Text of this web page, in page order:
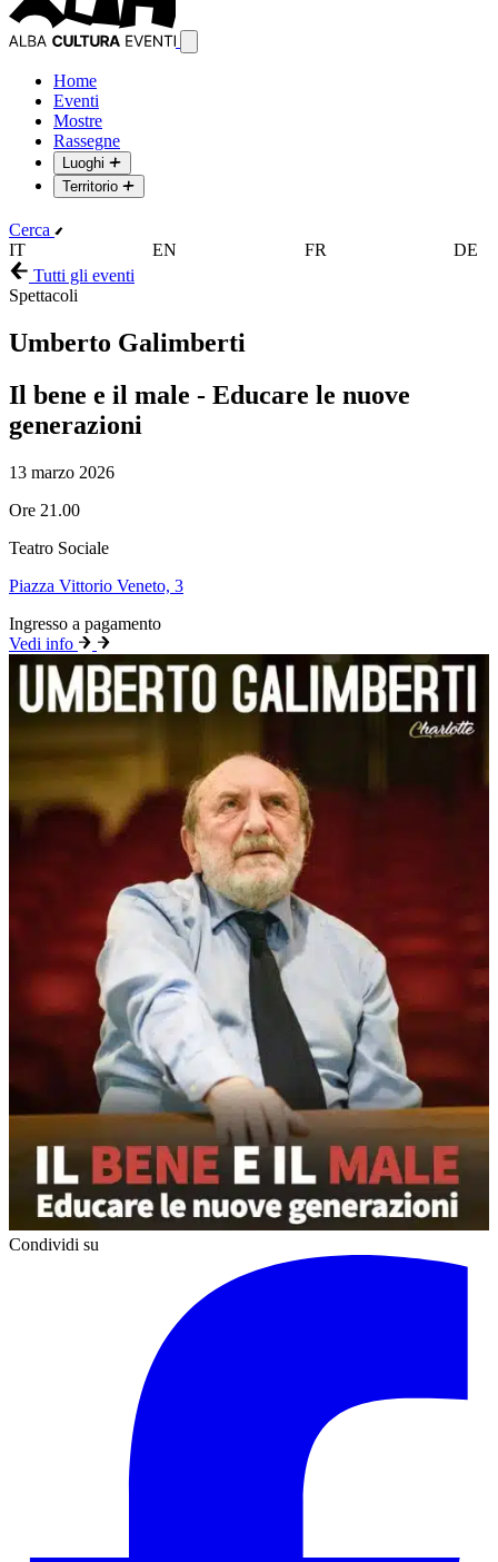
Home
Eventi
Mostre
Rassegne
Luoghi
Territorio
Cerca
IT
EN FR
DE
Tutti gli eventi
Spettacoli
Umberto Galimberti
Il bene e il male - Educare le nuove
generazioni
13 marzo 2026
Ore 21.00
Teatro Sociale
Piazza Vittorio Veneto, 3
Ingresso a pagamento
Vedi info
Condividi su